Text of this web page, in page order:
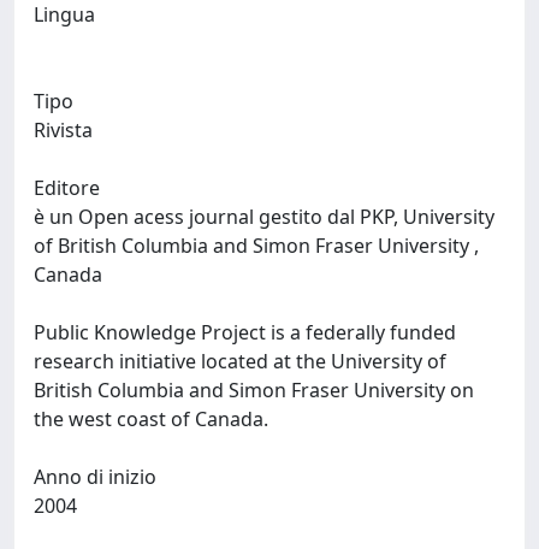
Lingua
Tipo
Rivista
Editore
è un Open acess journal gestito dal PKP, University
of British Columbia and Simon Fraser University ,
Canada
Public Knowledge Project is a federally funded
research initiative located at the University of
British Columbia and Simon Fraser University on
Anno di inizio